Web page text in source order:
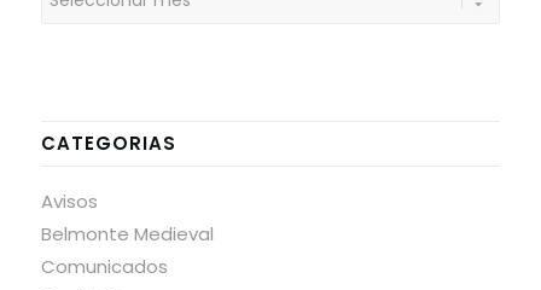
CATEGORIAS
Avisos
Belmonte Medieval
Comunicados